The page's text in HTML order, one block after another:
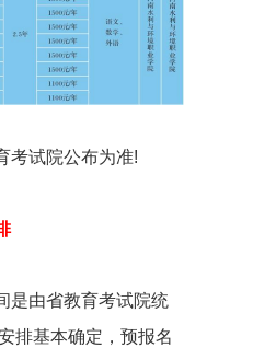
试院公布为准!
是由省教育考试院统
排基本确定，预报名